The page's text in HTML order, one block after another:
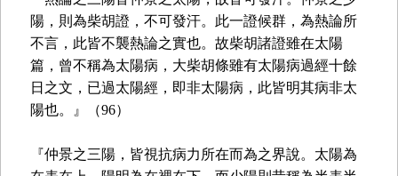
陽，則為柴胡證，不可發汗。此一證候群，為熱論所
不言，此皆不襲熱論之實也。故柴胡諸證雖在太陽
篇，曾不稱為太陽病，大柴胡條雖有太陽病過經十餘
日之文，已過太陽經，即非太陽病，此皆明其病非太
陽也。』（96）
『仲景之三陽，皆視抗病力所在而為之界說。太陽為